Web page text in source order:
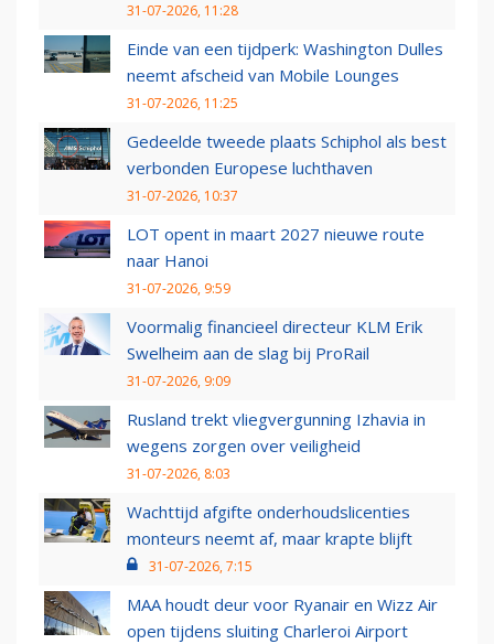
31-07-2026, 11:28
Einde van een tijdperk: Washington Dulles
neemt afscheid van Mobile Lounges
31-07-2026, 11:25
Gedeelde tweede plaats Schiphol als best
verbonden Europese luchthaven
31-07-2026, 10:37
LOT opent in maart 2027 nieuwe route
naar Hanoi
31-07-2026, 9:59
Voormalig financieel directeur KLM Erik
Swelheim aan de slag bij ProRail
31-07-2026, 9:09
Rusland trekt vliegvergunning Izhavia in
wegens zorgen over veiligheid
31-07-2026, 8:03
Wachttijd afgifte onderhoudslicenties
monteurs neemt af, maar krapte blijft
31-07-2026, 7:15
MAA houdt deur voor Ryanair en Wizz Air
open tijdens sluiting Charleroi Airport